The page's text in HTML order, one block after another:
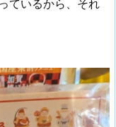
ているから、それ